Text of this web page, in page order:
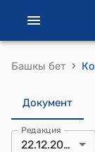
Башкы бет ›
Документ
Редакция
22.12.2022